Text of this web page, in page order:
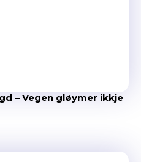
– Vegen gløymer ikkje